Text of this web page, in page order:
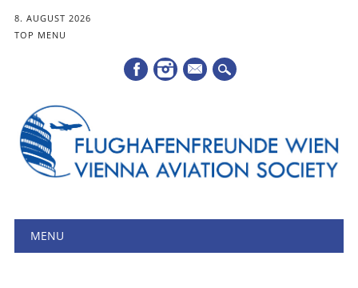
8. AUGUST 2026
TOP MENU
Mail
Hauptmenü
MENU